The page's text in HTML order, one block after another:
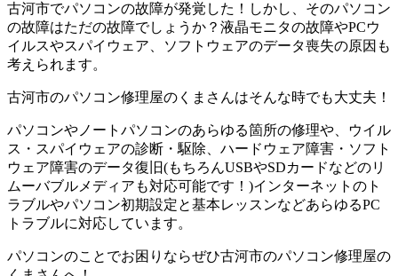
古河市でパソコンの故障が発覚した！しかし、そのパソコン
の故障はただの故障でしょうか？液晶モニタの故障やPCウ
イルスやスパイウェア、ソフトウェアのデータ喪失の原因も
考えられます。
古河市のパソコン修理屋のくまさんはそんな時でも大丈夫！
パソコンやノートパソコンのあらゆる箇所の修理や、ウイル
ス・スパイウェアの診断・駆除、ハードウェア障害・ソフト
ウェア障害のデータ復旧(もちろんUSBやSDカードなどのリ
ムーバブルメディアも対応可能です！)インターネットのト
ラブルやパソコン初期設定と基本レッスンなどあらゆるPC
トラブルに対応しています。
パソコンのことでお困りならぜひ古河市のパソコン修理屋の